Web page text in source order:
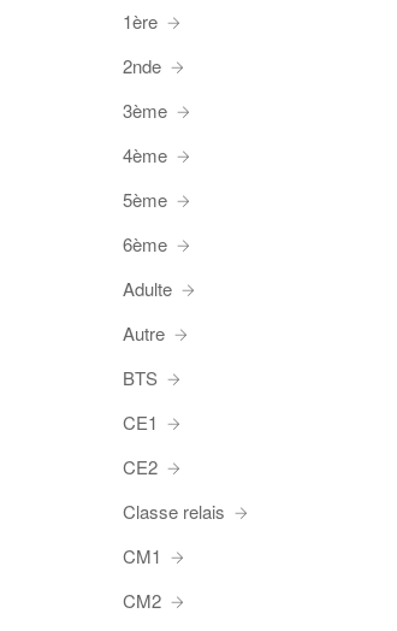
1ère
2nde
3ème
4ème
5ème
6ème
Adulte
Autre
BTS
CE1
CE2
Classe relais
CM1
CM2